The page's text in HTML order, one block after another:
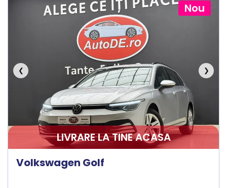
Nou
❮ ❯
LIVRARE LA TINE ACASA
Volkswagen Golf